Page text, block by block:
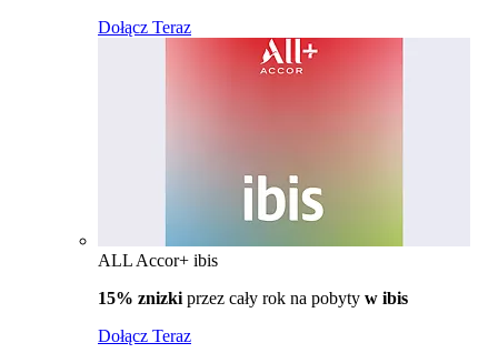
Dołącz Teraz
ALL Accor+ ibis
15% znizki przez cały rok na pobyty w ibis
Dołącz Teraz